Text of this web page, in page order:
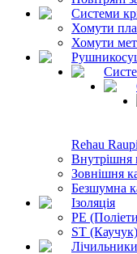
Системи
Хомути
Хомути
Rehau
Внутрішня
Зовнішня
Безшумна
Ізоляція
PE
ST (Каучук)